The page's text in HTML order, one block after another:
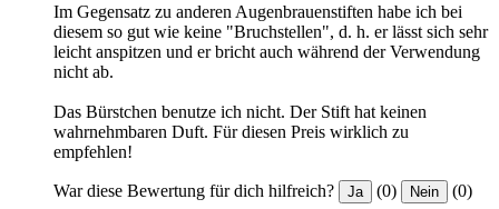
Im Gegensatz zu anderen Augenbrauenstiften habe ich bei
diesem so gut wie keine "Bruchstellen", d. h. er lässt sich sehr
leicht anspitzen und er bricht auch während der Verwendung
nicht ab.
Das Bürstchen benutze ich nicht. Der Stift hat keinen
wahrnehmbaren Duft. Für diesen Preis wirklich zu
empfehlen!
War diese Bewertung für dich hilfreich? Ja (0) Nein (0)